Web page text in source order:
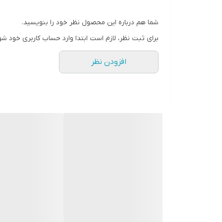
شما هم درباره این محصول نظر خود را بنویسید.
برای ثبت نظر، لازم است ابتدا وارد حساب کاربری خود
افزودن نظر